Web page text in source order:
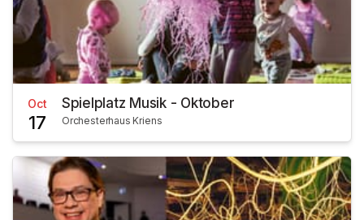
Oct
17
Spielplatz Musik - Oktober
Orchesterhaus Kriens